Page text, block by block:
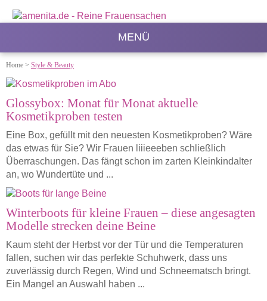
MENÜ
Home > Style & Beauty
Glossybox: Monat für Monat aktuelle
Kosmetikproben testen
Eine Box, gefüllt mit den neuesten Kosmetikproben? Wäre
das etwas für Sie? Wir Frauen liiieeeben schließlich
Überraschungen. Das fängt schon im zarten Kleinkindalter
an, wo Wundertüte und ...
Winterboots für kleine Frauen – diese angesagten
Modelle strecken deine Beine
Kaum steht der Herbst vor der Tür und die Temperaturen
fallen, suchen wir das perfekte Schuhwerk, dass uns
zuverlässig durch Regen, Wind und Schneematsch bringt.
Ein Mangel an Auswahl haben ...